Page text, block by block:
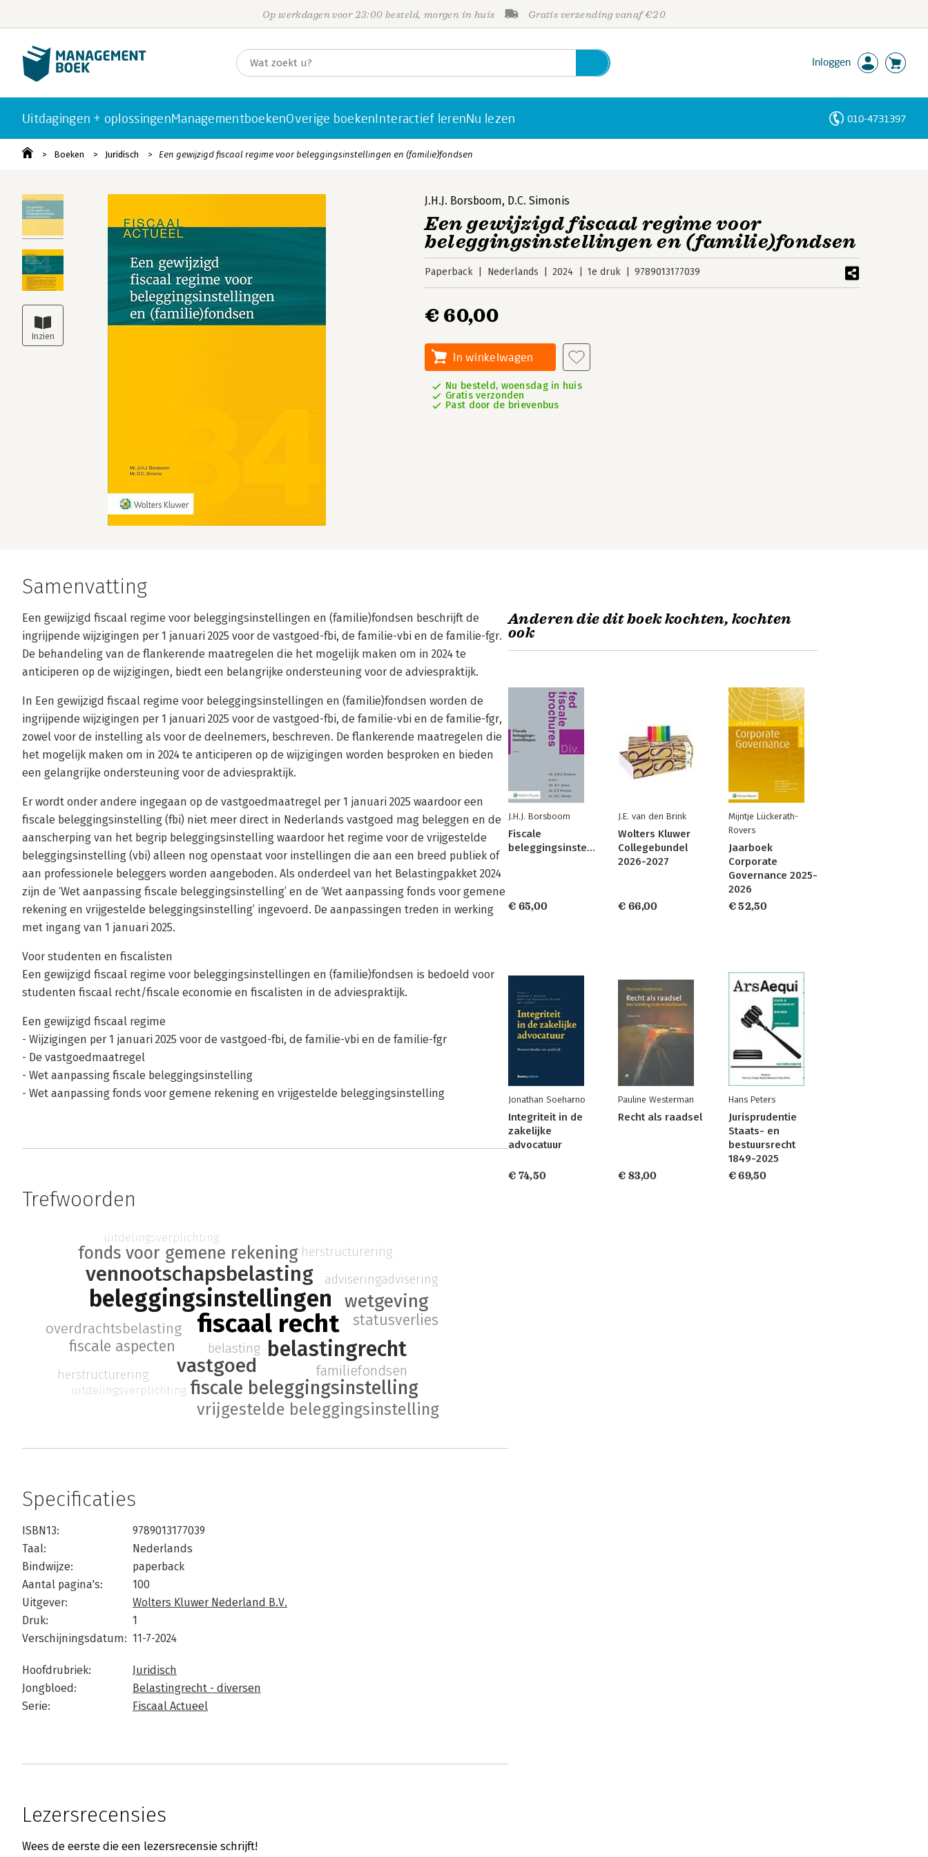
Op werkdagen voor 23:00 besteld, morgen in huis Gratis verzending vanaf €20
Inloggen
Uitdagingen + oplossingenManagementboekenOverige boekenInteractief lerenNu lezen 010-4731397
Boeken Juridisch Een gewijzigd fiscaal regime voor beleggingsinstellingen en (familie)fondsen
J.H.J. Borsboom, D.C. Simonis
Een gewijzigd fiscaal regime voor
beleggingsinstellingen en (familie)fondsen
Paperback Nederlands 2024 1e druk 9789013177039
€ 60,00
In winkelwagen
Nu besteld, woensdag in huis
Gratis verzonden
Past door de brievenbus
Samenvatting
Een gewijzigd fiscaal regime voor beleggingsinstellingen en (familie)fondsen beschrijft de
ingrijpende wijzigingen per 1 januari 2025 voor de vastgoed-fbi, de familie-vbi en de familie-fgr.
De behandeling van de flankerende maatregelen die het mogelijk maken om in 2024 te
anticiperen op de wijzigingen, biedt een belangrijke ondersteuning voor de adviespraktijk.
In Een gewijzigd fiscaal regime voor beleggingsinstellingen en (familie)fondsen worden de
ingrijpende wijzigingen per 1 januari 2025 voor de vastgoed-fbi, de familie-vbi en de familie-fgr,
zowel voor de instelling als voor de deelnemers, beschreven. De flankerende maatregelen die
het mogelijk maken om in 2024 te anticiperen op de wijzigingen worden besproken en bieden
een gelangrijke ondersteuning voor de adviespraktijk.
Er wordt onder andere ingegaan op de vastgoedmaatregel per 1 januari 2025 waardoor een
fiscale beleggingsinstelling (fbi) niet meer direct in Nederlands vastgoed mag beleggen en de
aanscherping van het begrip beleggingsinstelling waardoor het regime voor de vrijgestelde
beleggingsinstelling (vbi) alleen nog openstaat voor instellingen die aan een breed publiek of
aan professionele beleggers worden aangeboden. Als onderdeel van het Belastingpakket 2024
zijn de ‘Wet aanpassing fiscale beleggingsinstelling’ en de ‘Wet aanpassing fonds voor gemene
rekening en vrijgestelde beleggingsinstelling’ ingevoerd. De aanpassingen treden in werking
met ingang van 1 januari 2025.
Voor studenten en fiscalisten
Een gewijzigd fiscaal regime voor beleggingsinstellingen en (familie)fondsen is bedoeld voor
studenten fiscaal recht/fiscale economie en fiscalisten in de adviespraktijk.
Een gewijzigd fiscaal regime
- Wijzigingen per 1 januari 2025 voor de vastgoed-fbi, de familie-vbi en de familie-fgr
- De vastgoedmaatregel
- Wet aanpassing fiscale beleggingsinstelling
- Wet aanpassing fonds voor gemene rekening en vrijgestelde beleggingsinstelling
Trefwoorden
fiscaal recht
beleggingsinstellingen
belastingrecht
vastgoed
vennootschapsbelasting
fiscale beleggingsinstelling
wetgeving
fonds voor gemene rekening
fiscale aspecten
vrijgestelde beleggingsinstelling
overdrachtsbelasting statusverlies
belasting
familiefondsen
herstructurering
advisering
uitdelingsverplichting
herstructurering
advisering
uitdelingsverplichting
Specificaties
ISBN13:
9789013177039
Taal:
Nederlands
Bindwijze:
paperback
Aantal pagina's:
100
Uitgever:
Wolters Kluwer Nederland B.V.
Druk:
1
Verschijningsdatum: 11-7-2024
Hoofdrubriek:
Juridisch
Jongbloed:
Belastingrecht - diversen
Serie:
Fiscaal Actueel
Lezersrecensies
Wees de eerste die een lezersrecensie schrijft!
Anderen die dit boek kochten, kochten
ook
J.H.J. Borsboom
Fiscale
beleggingsinstellingen
€ 65,00
J.E. van den Brink
Wolters Kluwer
Collegebundel
2026-2027
€ 66,00
Mijntje Lückerath-
Rovers
Jaarboek
Corporate
Governance 2025-
2026
€ 52,50
Jonathan Soeharno
Integriteit in de
zakelijke
advocatuur
€ 74,50
Pauline Westerman
Recht als raadsel
€ 83,00
Hans Peters
Jurisprudentie
Staats- en
bestuursrecht
1849-2025
€ 69,50
Personen